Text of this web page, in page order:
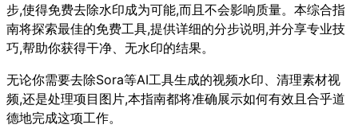
步,使得免费去除水印成为可能,而且不会影响质量。本综合指
南将探索最佳的免费工具,提供详细的分步说明,并分享专业技
巧,帮助你获得干净、无水印的结果。
无论你需要去除Sora等AI工具生成的视频水印、清理素材视
频,还是处理项目图片,本指南都将准确展示如何有效且合乎道
德地完成这项工作。